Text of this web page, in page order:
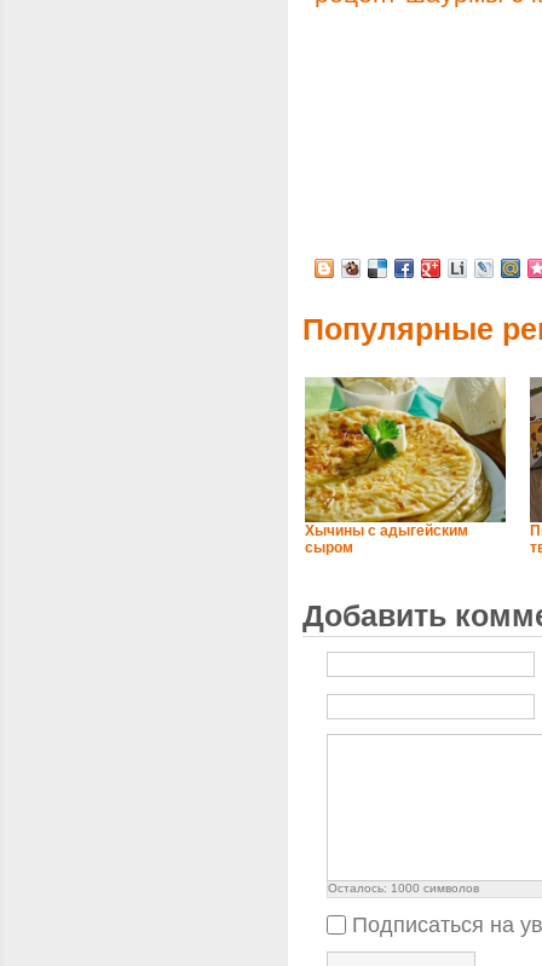
Популярные
Хычины с адыгейским
сыром
Добавить
Осталось: 1000 символов
Подписаться на